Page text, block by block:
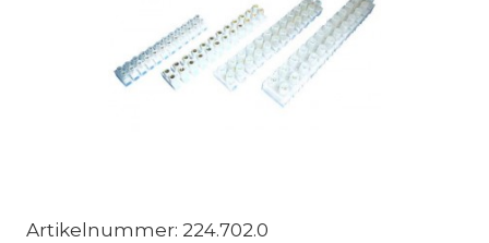
Artikelnummer: 224.702.0